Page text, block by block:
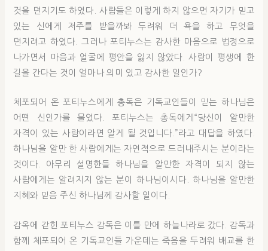
것을 던지기도 하였다. 사람들은 이렇게 하지 않으면 자기가 믿고
있는 신에게 저주를 받을까봐 두려워 더 욕을 하고 무엇을
던지려고 하였다. 그러나 포티누스는 감사한 마음으로 법정으로
나가면서 마음과 얼굴에 평안을 잃지 않았다. 사람이 평생에 한
길을 간다는 것이 얼마나 의미 있고 감사한 일인가?
체포되어 온 포티누스에게 총독은 기독교인들이 믿는 하나님은
어떤 신인가를 물었다. 포티누스는 총독에게“당신이 알만한
자격이 있는 사람이라면 알게 될 것입니다.”라고 대답을 하였다.
하나님을 알만 한 사람에게는 자연적으로 드러내주시는 분이라는
것이다. 아무리 설명한들 하나님을 알만한 자격이 되지 않는
사람에게는 알려지지 않는 분이 하나님이시다. 하나님을 알만한
지혜와 믿음 주신 하나님께 감사할 일이다.
감옥에 갇힌 포티누스 감독은 이틀 만에 하늘나라로 갔다. 감독과
함께 체포되어 온 기독교인들 가운데는 죽음을 두려워 배교를 한